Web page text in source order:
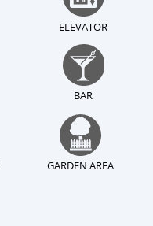
ELEVATOR
BAR
GARDEN AREA